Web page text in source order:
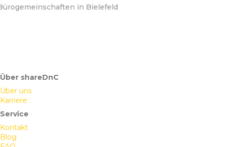
in Bielefeld
Über shareDnC
Über uns
Karriere
Service
Kontakt
Blog